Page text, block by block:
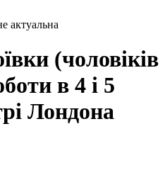
актуальна
(чоловіків
в 4 і 5
Лондона